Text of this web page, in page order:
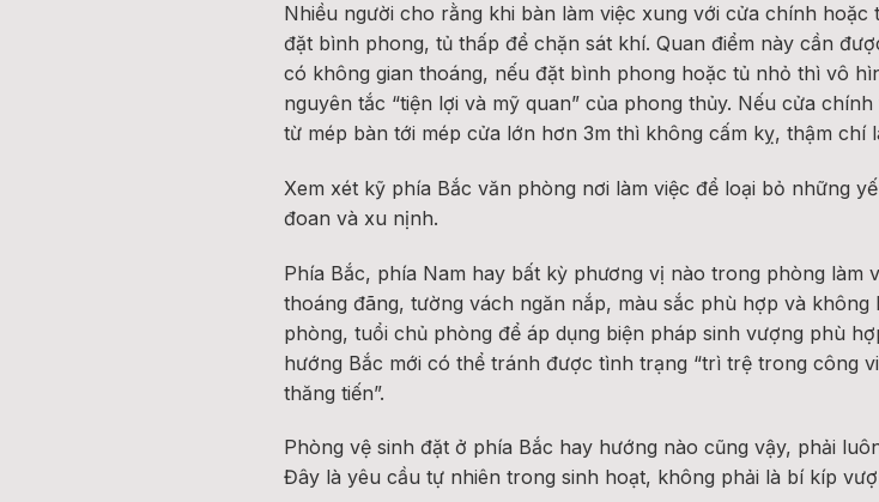
Nhiều người cho rằng khi bàn làm việc xung với cửa chính
đặt bình phong, tủ thấp để chặn sát khí. Quan điểm này cần
có không gian thoáng, nếu đặt bình phong hoặc tủ nhỏ thì vô
nguyên tắc “tiện lợi và mỹ quan” của phong thủy. Nếu cửa
từ mép bàn tới mép cửa lớn hơn 3m thì không cấm kỵ, thậm
Xem xét kỹ phía Bắc văn phòng nơi làm việc để loại bỏ những
đoan và xu nịnh.
Phía Bắc, phía Nam hay bất kỳ phương vị nào trong phòng làm
thoáng đãng, tường vách ngăn nắp, màu sắc phù hợp và
phòng, tuổi chủ phòng để áp dụng biện pháp sinh vượng phù
hướng Bắc mới có thể tránh được tình trạng “trì trệ trong công
thăng tiến”.
Phòng vệ sinh đặt ở phía Bắc hay hướng nào cũng vậy, phải
Đây là yêu cầu tự nhiên trong sinh hoạt, không phải là bí kíp